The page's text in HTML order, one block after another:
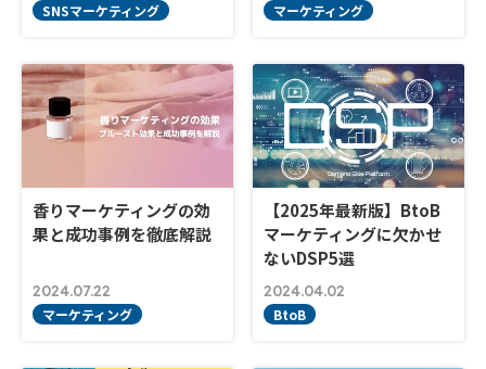
SNSマーケティング マーケティング
香りマーケティングの効
果と成功事例を徹底解説
2024.07.22
マーケティング
【2025年最新版】BtoB
マーケティングに欠かせ
ないDSP5選
2024.04.02
BtoB